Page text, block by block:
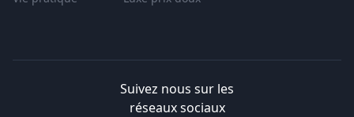
Suivez nous sur les
réseaux sociaux